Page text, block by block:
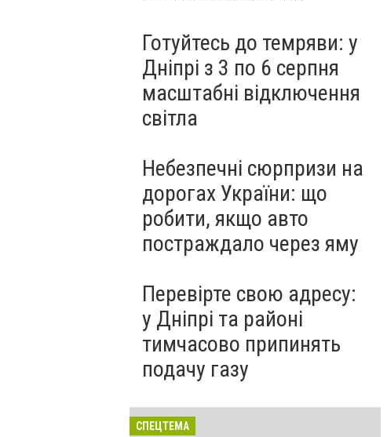
Готуйтесь до темряви: у
Дніпрі з 3 по 6 серпня
масштабні відключення
світла
Небезпечні сюрпризи на
дорогах України: що
робити, якщо авто
постраждало через яму
Перевірте свою адресу:
у Дніпрі та районі
тимчасово припинять
подачу газу
СПЕЦТЕМА